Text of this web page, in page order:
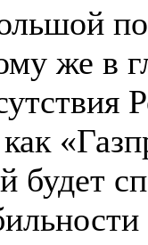
же в
будет